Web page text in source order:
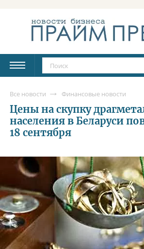
Все новости Финансовые новости
Цены на скупку
населения в Беларуси
18 сентября